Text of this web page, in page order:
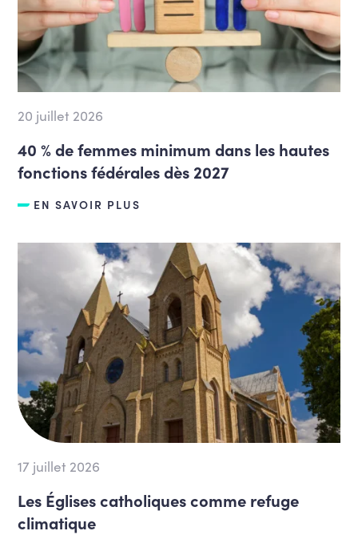
20 juillet 2026
40 % de femmes minimum dans les hautes
fonctions fédérales dès 2027
EN SAVOIR PLUS
17 juillet 2026
Les Églises catholiques comme refuge
climatique